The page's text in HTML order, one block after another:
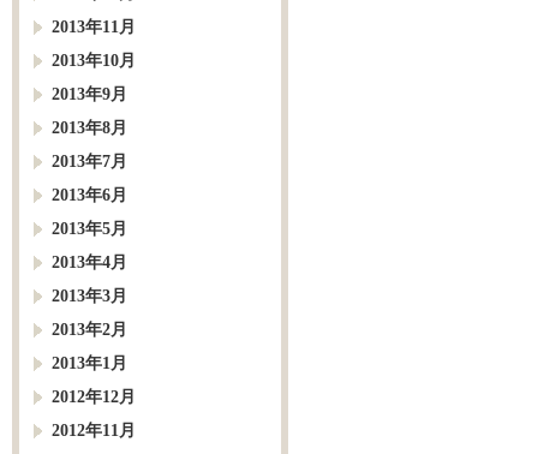
2013年11月
2013年10月
2013年9月
2013年8月
2013年7月
2013年6月
2013年5月
2013年4月
2013年3月
2013年2月
2013年1月
2012年12月
2012年11月